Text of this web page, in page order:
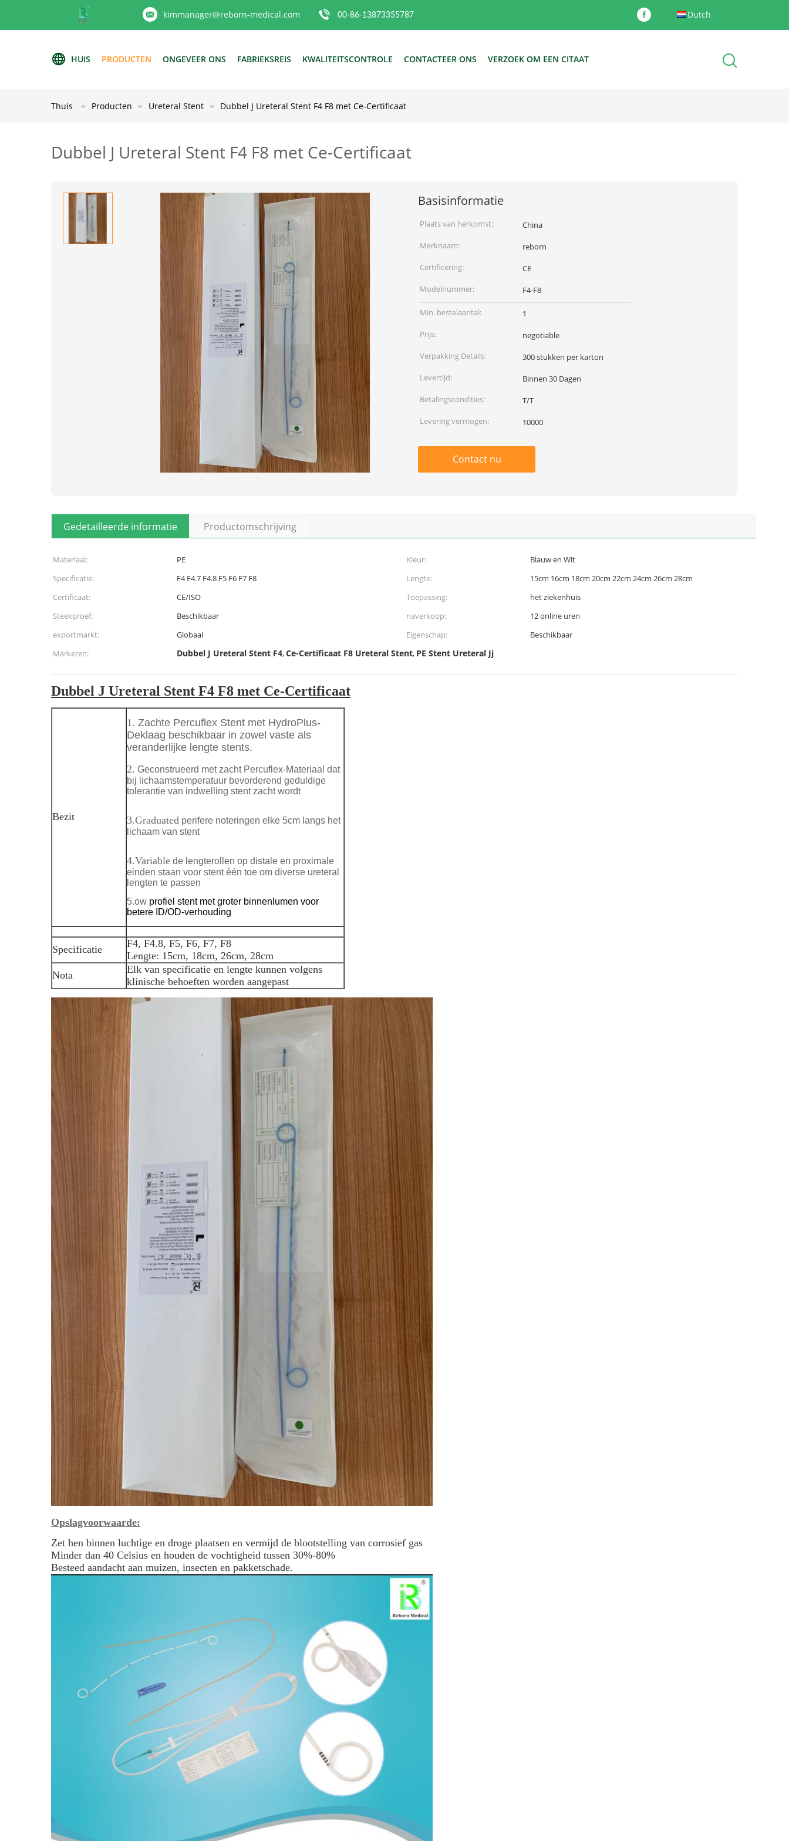
kimmanager@reborn-medical.com 00-86-13873355787 Dutch
HUIS PRODUCTEN ONGEVEER ONS FABRIEKSREIS KWALITEITSCONTROLE CONTACTEER ONS VERZOEK OM EEN CITAAT
Thuis Producten Ureteral Stent Dubbel J Ureteral Stent F4 F8 met Ce-Certificaat
Dubbel J Ureteral Stent F4 F8 met Ce-Certificaat
Basisinformatie
Plaats van herkomst:
China
Merknaam:
reborn
Certificering:
CE
Modelnummer:
F4-F8
Min. bestelaantal:
1
Prijs:
negotiable
Verpakking Details:
300 stukken per karton
Levertijd:
Binnen 30 Dagen
Betalingscondities:
T/T
Levering vermogen:
10000
Contact nu
Gedetailleerde informatie Productomschrijving
Materiaal: PE Kleur:
Blauw en Wit
Specificatie:
F4 F4.7 F4.8 F5 F6 F7 F8 Lengte:
15cm 16cm 18cm 20cm 22cm 24cm 26cm 28cm
Certificaat:
CE/ISO Toepassing:
het ziekenhuis
Steekproef:
Beschikbaar naverkoop:
12 online uren
exportmarkt:
Globaal Eigenschap:
Beschikbaar
Markeren:
Dubbel J Ureteral Stent F4,Ce-Certificaat F8 Ureteral Stent, PE Stent Ureteral Jj
Dubbel J Ureteral Stent F4 F8 met Ce-Certificaat
Bezit
1. Zachte Percuflex Stent met HydroPlus-
Deklaag beschikbaar in zowel vaste als
veranderlijke lengte stents.
2. Geconstrueerd met zacht Percuflex-Materiaal dat
bij lichaamstemperatuur bevorderend geduldige
tolerantie van indwelling stent zacht wordt
3.Graduated perifere noteringen elke 5cm langs het
lichaam van stent
4.Variable de lengterollen op distale en proximale
einden staan voor stent één toe om diverse ureteral
lengten te passen
5.ow profiel stent met groter binnenlumen voor
betere ID/OD-verhouding
Specificatie
F4, F4.8, F5, F6, F7, F8
Lengte: 15cm, 18cm, 26cm, 28cm
Nota
Elk van specificatie en lengte kunnen volgens
klinische behoeften worden aangepast
Opslagvoorwaarde:
Zet hen binnen luchtige en droge plaatsen en vermijd de blootstelling van corrosief gas
Minder dan 40 Celsius en houden de vochtigheid tussen 30%-80%
Besteed aandacht aan muizen, insecten en pakketschade.